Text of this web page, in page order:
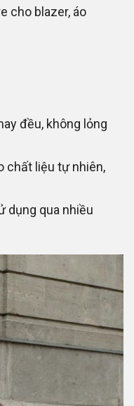
cho blazer, áo
đều, không lỏng
chất liệu tự nhiên,
dụng qua nhiều